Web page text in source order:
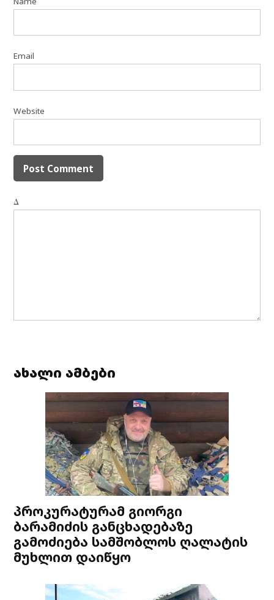
Email
Website
Δ
ახალი ამბები
პროკურატურამ გიორგი
ბარამიძის განცხადებაზე
გამოძიება სამშობლოს ღალატის
მუხლით დაიწყო